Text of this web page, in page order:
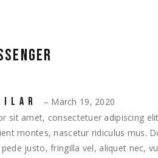
– March 19, 2020
sit amet, consectetuer adipiscing
montes, nascetur ridiculus mus.
justo, fringilla vel, aliquet nec,